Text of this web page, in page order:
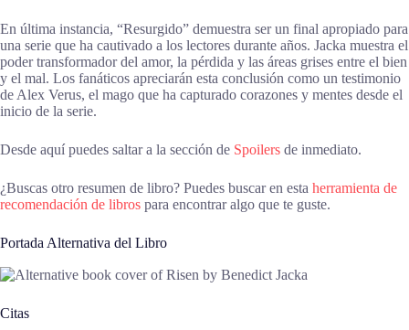
En última instancia, “Resurgido” demuestra ser un final apropiado para
una serie que ha cautivado a los lectores durante años. Jacka muestra el
poder transformador del amor, la pérdida y las áreas grises entre el bien
y el mal. Los fanáticos apreciarán esta conclusión como un testimonio
de Alex Verus, el mago que ha capturado corazones y mentes desde el
inicio de la serie.
Desde aquí puedes saltar a la sección de Spoilers de inmediato.
¿Buscas otro resumen de libro? Puedes buscar en esta herramienta de
recomendación de libros para encontrar algo que te guste.
Portada Alternativa del Libro
Citas